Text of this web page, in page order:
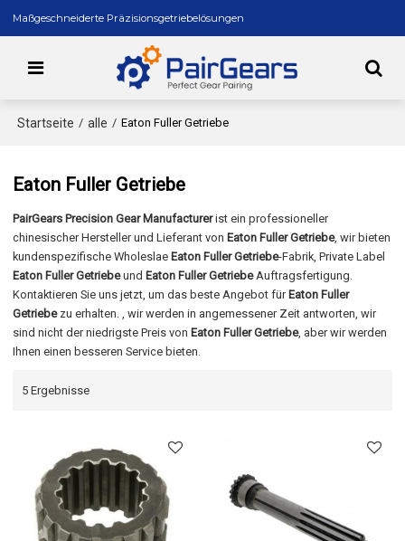
Maßgeschneiderte Präzisionsgetriebelösungen
Startseite / alle / Eaton Fuller Getriebe
Eaton Fuller Getriebe
PairGears Precision Gear Manufacturerist ein professioneller
chinesischer Hersteller und Lieferant von Eaton Fuller Getriebe, wir bieten
kundenspezifische Wholeslae Eaton Fuller Getriebe-Fabrik, Private Label
Eaton Fuller Getriebeund Eaton Fuller GetriebeAuftragsfertigung.
Kontaktieren Sie uns jetzt, um das beste Angebot für Eaton Fuller
Getriebezu erhalten. , wir werden in angemessener Zeit antworten, wir
sind nicht der niedrigste Preis von Eaton Fuller Getriebe, aber wir werden
Ihnen einen besseren Service bieten.
5 Ergebnisse